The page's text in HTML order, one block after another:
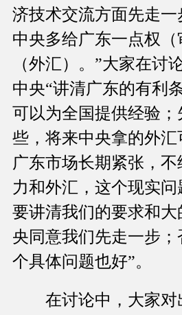
济技术交流方面先走
中央多给广东一点权
（外汇）。”大家在讨
中央“讲清广东的有利
可以为全国提供经验
些，将来中央拿的外汇
广东市场长期紧张，
力和外汇，这个现实问
要讲清我们的要求和大
央同意我们先走一步
个具体问题也好”。
在讨论中，大家对